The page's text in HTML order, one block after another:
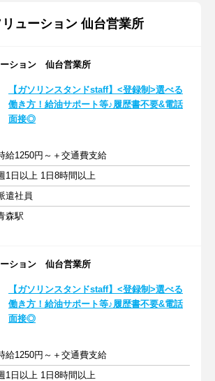
ューション 仙台営業所
ション 仙台営業所
【ガソリンスタンドstaff】<登録制>選べる
働き方！給油サポート等♪履歴書不要&電話
面接◎
給1250円～＋交通費支給
1日以上 1日8時間以上
遣社員
森駅
ション 仙台営業所
【ガソリンスタンドstaff】<登録制>選べる
働き方！給油サポート等♪履歴書不要&電話
面接◎
給1250円～＋交通費支給
1日以上 1日8時間以上